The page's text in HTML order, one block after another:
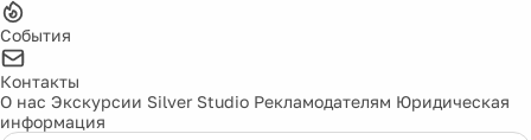
События
Контакты
О нас Экскурсии Silver Studio Рекламодателям Юридическая
информация